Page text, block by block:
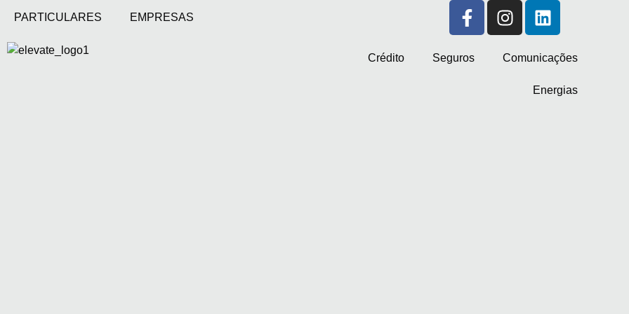
PARTICULARES EMPRESAS
Crédito Seguros Comunicações
Energias